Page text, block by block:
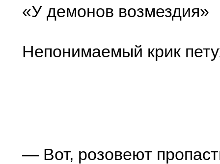
«У демонов возмездия»
Непонимаемый крик
— Вот, розовеют